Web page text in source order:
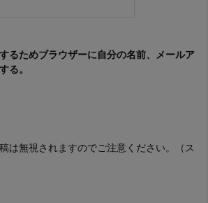
るためブラウザーに自分の名前、メールア
る。
は無視されますのでご注意ください。（ス